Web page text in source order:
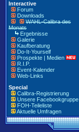
Interactive
Forum
Downloads
WAHL-Calibra des
Monats
Ergebnisse
Galerie
Kaufberatung
Do-It-Yourself
Prospekte | Medien
R.I.P.
Event-Kalender
Web-Links
Special
Calibra-Registrierung
Unsere Facebookgruppe
FOH-Teileliste
Aktuelle Umfragen